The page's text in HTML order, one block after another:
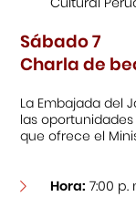
Sábado 7
Charla de
La Embajada del
las
que ofrece el
Hora: 7:00 p.